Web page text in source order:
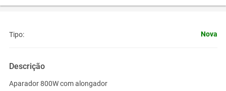
Tipo: Nova
Descrição
Aparador 800W com alongador